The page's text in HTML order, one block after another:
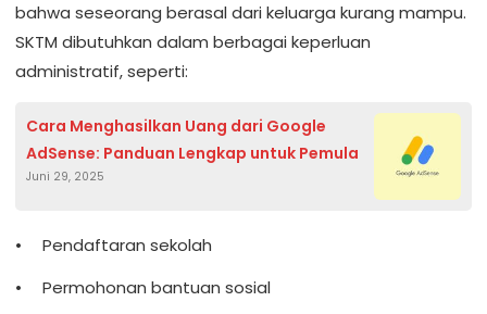
bahwa seseorang berasal dari keluarga kurang mampu.
SKTM dibutuhkan dalam berbagai keperluan
administratif, seperti:
Cara Menghasilkan Uang dari Google
AdSense: Panduan Lengkap untuk Pemula
Juni 29, 2025
Pendaftaran sekolah
Permohonan bantuan sosial